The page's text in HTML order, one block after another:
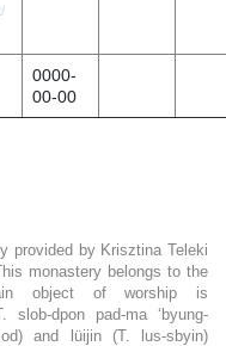
0000-
00-00
provided by Krisztina Teleki
monastery belongs to the
object of worship is
slob-dpon pad-ma ‘byung-
and lüijin (T. lus-sbyin)